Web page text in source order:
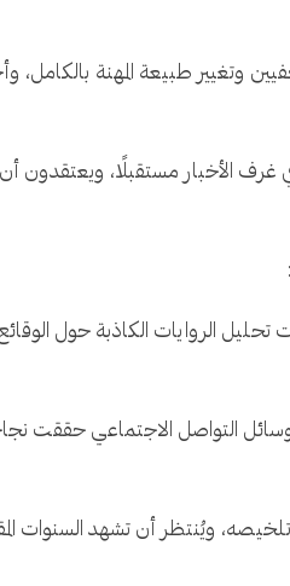
طبيعة المهنة بالكامل،
في غرف الأخبار مستقبلًا،
الروايات الكاذبة حول الوقائع
التواصل الاجتماعي حققت نجاحًا
ويُنتظر أن تشهد السنوات